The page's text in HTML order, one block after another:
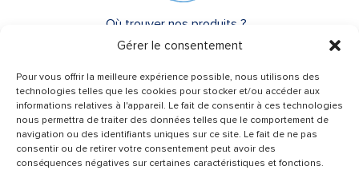
Gérer le consentement
Pour vous offrir la meilleure expérience possible, nous utilisons des
technologies telles que les cookies pour stocker et/ou accéder aux
informations relatives à l'appareil. Le fait de consentir à ces technologies
nous permettra de traiter des données telles que le comportement de
navigation ou des identifiants uniques sur ce site. Le fait de ne pas
consentir ou de retirer votre consentement peut avoir des
conséquences négatives sur certaines caractéristiques et fonctions.
Besoin d’un conseil ?
Une question ?
Où trouver nos produits ?
FAQ